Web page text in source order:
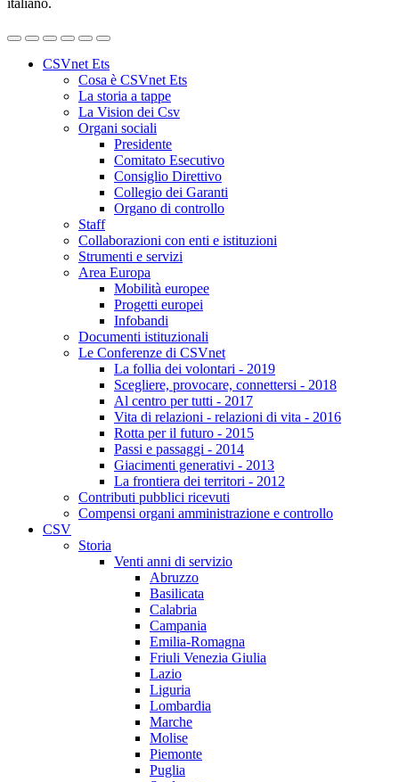
italiano.
CSVnet Ets
Cosa è CSVnet Ets
La storia a tappe
La Vision dei Csv
Organi sociali
Presidente
Comitato Esecutivo
Consiglio Direttivo
Collegio dei Garanti
Organo di controllo
Staff
Collaborazioni con enti e istituzioni
Strumenti e servizi
Area Europa
Mobilità europee
Progetti europei
Infobandi
Documenti istituzionali
Le Conferenze di CSVnet
La follia dei volontari - 2019
Scegliere, provocare, connettersi - 2018
Al centro per tutti - 2017
Vita di relazioni - relazioni di vita - 2016
Rotta per il futuro - 2015
Passi e passaggi - 2014
Giacimenti generativi - 2013
La frontiera dei territori - 2012
Contributi pubblici ricevuti
Compensi organi amministrazione e controllo
CSV
Storia
Venti anni di servizio
Abruzzo
Basilicata
Calabria
Campania
Emilia-Romagna
Friuli Venezia Giulia
Lazio
Liguria
Lombardia
Marche
Molise
Piemonte
Puglia